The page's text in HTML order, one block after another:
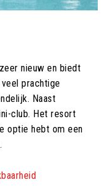
nieuw en biedt
prachtige
Naast
club. Het resort
optie hebt om een